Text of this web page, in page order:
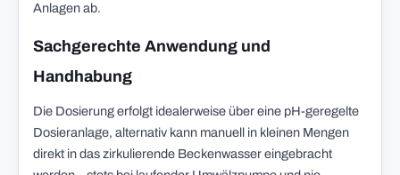
Anlagen ab.
Sachgerechte Anwendung und
Handhabung
Die Dosierung erfolgt idealerweise über eine pH-geregelte
Dosieranlage, alternativ kann manuell in kleinen Mengen
direkt in das zirkulierende Beckenwasser eingebracht